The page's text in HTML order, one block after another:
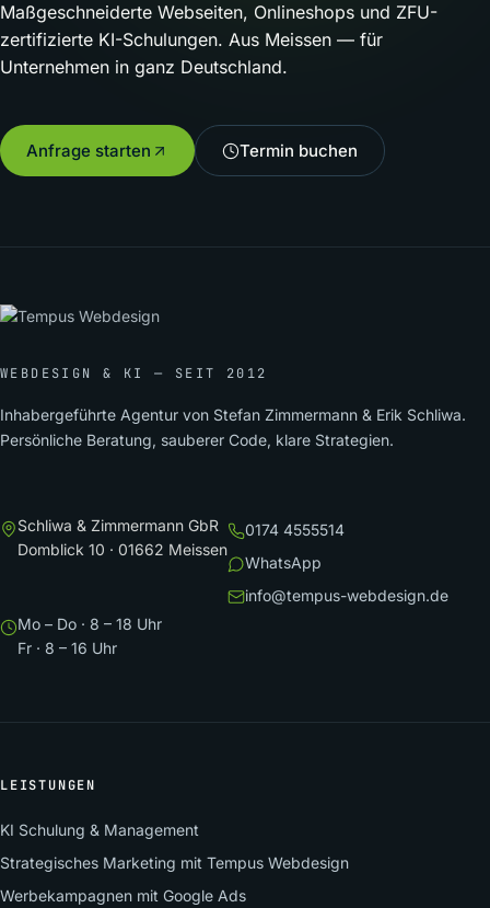
Maßgeschneiderte Webseiten, Onlineshops und ZFU-
zertifizierte KI-Schulungen. Aus Meissen — für
Unternehmen in ganz Deutschland.
Anfrage starten Termin buchen
WEBDESIGN & KI — SEIT 2012
Inhabergeführte Agentur von Stefan Zimmermann & Erik Schliwa.
Persönliche Beratung, sauberer Code, klare Strategien.
Schliwa & Zimmermann GbR
Domblick 10 · 01662 Meissen
0174 4555514
WhatsApp
info@tempus-webdesign.de
Mo – Do · 8 – 18 Uhr
Fr · 8 – 16 Uhr
LEISTUNGEN
KI Schulung & Management
Strategisches Marketing mit Tempus Webdesign
Werbekampagnen mit Google Ads